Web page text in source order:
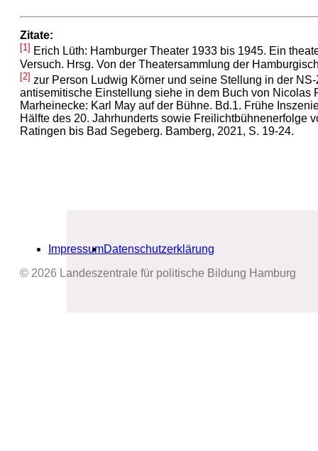
Zitate:
[1] Erich Lüth: Hamburger Theater 1933 bis 1945. Ein
Versuch. Hrsg. Von der Theatersammlung der
[2] zur Person Ludwig Körner und seine Stellung in der
antisemitische Einstellung siehe in dem Buch von Nicolas
Marheinecke: Karl May auf der Bühne. Bd.1. Frühe
Hälfte des 20. Jahrhunderts sowie Freilichtbühnenerfolge
Ratingen bis Bad Segeberg. Bamberg, 2021, S. 19-24.
ImpressumDatenschutzerklärung
© 2026 Landeszentrale für politische Bildung Hamburg